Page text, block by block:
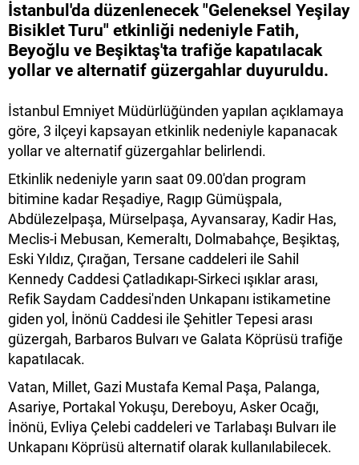
İstanbul'da düzenlenecek "Geleneksel Yeşilay
Bisiklet Turu" etkinliği nedeniyle Fatih,
Beyoğlu ve Beşiktaş'ta trafiğe kapatılacak
yollar ve alternatif güzergahlar duyuruldu.
İstanbul Emniyet Müdürlüğünden yapılan açıklamaya
göre, 3 ilçeyi kapsayan etkinlik nedeniyle kapanacak
yollar ve alternatif güzergahlar belirlendi.
Etkinlik nedeniyle yarın saat 09.00'dan program
bitimine kadar Reşadiye, Ragıp Gümüşpala,
Abdülezelpaşa, Mürselpaşa, Ayvansaray, Kadir Has,
Meclis-i Mebusan, Kemeraltı, Dolmabahçe, Beşiktaş,
Eski Yıldız, Çırağan, Tersane caddeleri ile Sahil
Kennedy Caddesi Çatladıkapı-Sirkeci ışıklar arası,
Refik Saydam Caddesi'nden Unkapanı istikametine
giden yol, İnönü Caddesi ile Şehitler Tepesi arası
güzergah, Barbaros Bulvarı ve Galata Köprüsü trafiğe
kapatılacak.
Vatan, Millet, Gazi Mustafa Kemal Paşa, Palanga,
Asariye, Portakal Yokuşu, Dereboyu, Asker Ocağı,
İnönü, Evliya Çelebi caddeleri ve Tarlabaşı Bulvarı ile
Unkapanı Köprüsü alternatif olarak kullanılabilecek.